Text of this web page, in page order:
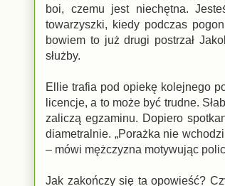
boi, czemu jest niechętna.
towarzyszki, kiedy podczas
bowiem to już drugi postrzał
służby.
Ellie trafia pod opiekę kolejnego
licencje, a to może być trudne.
zaliczą egzaminu. Dopiero
diametralnie. „Porażka nie
– mówi mężczyzna motywując
Jak zakończy się ta opowieść?